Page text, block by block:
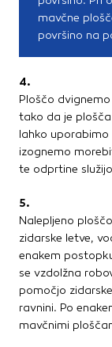
mavčne
površino na
4.
Ploščo
tako da je
lahko uporabimo
izognemo
te odprtine
5.
Nalepljeno
zidarske letve,
enakem
se vzdolžna
pomočjo
ravnini. Po
mavčnimi